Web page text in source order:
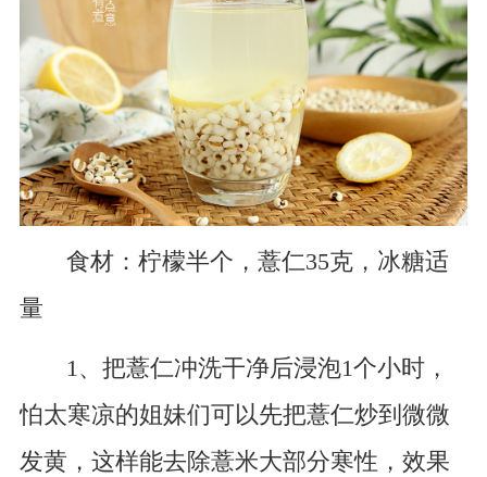
食材：柠檬半个，薏仁35克，冰糖适
量
1、把薏仁冲洗干净后浸泡1个小时，
怕太寒凉的姐妹们可以先把薏仁炒到微微
发黄，这样能去除薏米大部分寒性，效果